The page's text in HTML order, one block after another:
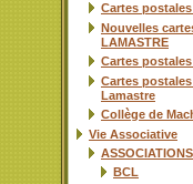
Cartes
Nouvelles
LAMASTRE
Cartes
Cartes
Lamastre
Collège de
Vie Associative
BCL